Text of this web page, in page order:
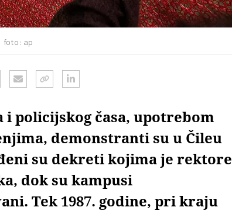
foto: ap
policijskog časa, upotrebom
demonstranti su u Čileu
su dekreti kojima je rektore
dok su kampusi
Tek 1987. godine, pri kraju